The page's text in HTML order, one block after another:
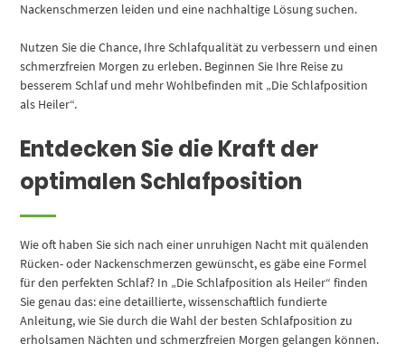
Nackenschmerzen leiden und eine nachhaltige Lösung suchen.
Nutzen Sie die Chance, Ihre Schlafqualität zu verbessern und einen
schmerzfreien Morgen zu erleben. Beginnen Sie Ihre Reise zu
besserem Schlaf und mehr Wohlbefinden mit „Die Schlafposition
als Heiler“.
Entdecken Sie die Kraft der
optimalen Schlafposition
Wie oft haben Sie sich nach einer unruhigen Nacht mit quälenden
Rücken- oder Nackenschmerzen gewünscht, es gäbe eine Formel
für den perfekten Schlaf? In „Die Schlafposition als Heiler“ finden
Sie genau das: eine detaillierte, wissenschaftlich fundierte
Anleitung, wie Sie durch die Wahl der besten Schlafposition zu
erholsamen Nächten und schmerzfreien Morgen gelangen können.